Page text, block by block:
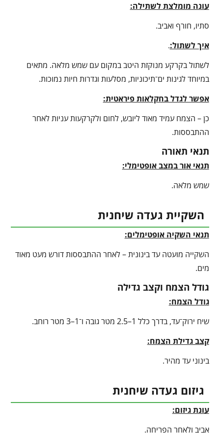
עונה מומלצת לשתילה:
סתיו, חורף ואביב.
איך לשתול:.
לשתול בקרקע מנוקזת היטב במקום עם שמש מלאה. מתאים
במיוחד לגינות ים־תיכוניות, מסלעות וגדרות חיות נמוכות.
אפשר לגדל בחקלאות פיראטית:
כן – הצמח עמיד מאוד ליובש, לחום ולקרקעות עניות לאחר
ההתבססות.
תנאי תאורה
תנאי אור במצב אופטימלי:
שמש מלאה.
השקיית געדה שיחנית
תנאי השקיה אופטימלים:
השקייה מועטה עד בינונית – לאחר ההתבססות דורש מעט מאוד
מים.
גודל הצמח וקצב גדילה
גודל הצמח:
שיח ירוק־עד, בדרך כלל 1–2.5 מטר גובה ו־1–3 מטר רוחב.
קצב גדילת הצמח:
בינוני עד מהיר.
גיזום געדה שיחנית
עונת גיזום:
אביב ולאחר הפריחה.